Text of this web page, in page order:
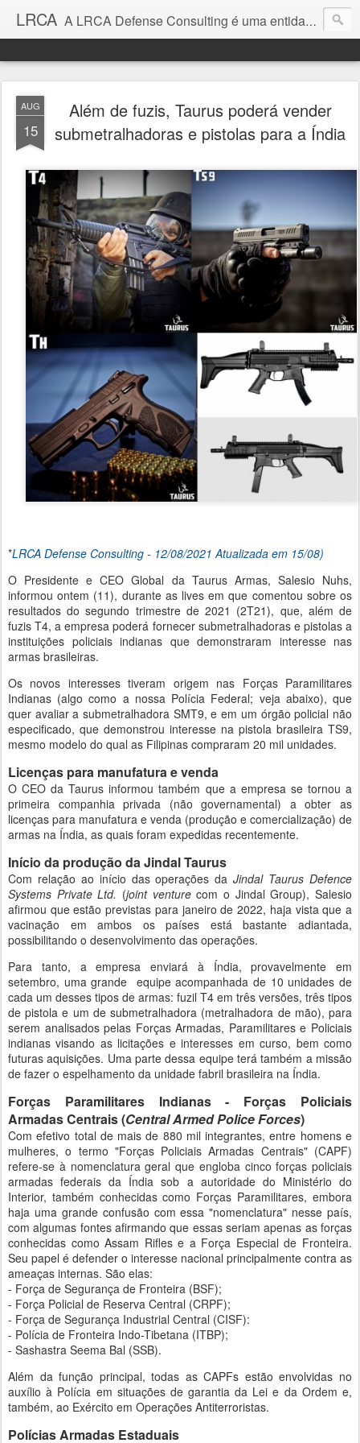
LRCA A LRCA Defense Consulting é uma entidade sem fins lucrativos que se dedica a produzir e divulgar notícias e análises sobre as Empresas de Defesa. Não somos jornalistas e nem este é um blog jornalístico.
AUG
15
Além de fuzis, Taurus poderá vender
submetralhadoras e pistolas para a Índia
*LRCA Defense Consulting - 12/08/2021 Atualizada em 15/08)
O Presidente e CEO Global da Taurus Armas, Salesio Nuhs,
informou ontem (11), durante as lives em que comentou sobre os
resultados do segundo trimestre de 2021 (2T21), que, além de
fuzis T4, a empresa poderá fornecer submetralhadoras e pistolas a
instituições policiais indianas que demonstraram interesse nas
armas brasileiras.
Os novos interesses tiveram origem nas Forças Paramilitares
Indianas (algo como a nossa Polícia Federal; veja abaixo), que
quer avaliar a submetralhadora SMT9, e em um órgão policial não
especificado, que demonstrou interesse na pistola brasileira TS9,
mesmo modelo do qual as Filipinas compraram 20 mil unidades.
Licenças para manufatura e venda
O CEO da Taurus informou também que a empresa se tornou a
primeira companhia privada (não governamental) a obter as
licenças para manufatura e venda (produção e comercialização) de
armas na Índia, as quais foram expedidas recentemente.
Início da produção da Jindal Taurus
Com relação ao início das operações daJindal Taurus Defence
Systems Private Ltd. (joint venturecom o Jindal Group), Salesio
afirmou que estão previstas para janeiro de 2022, haja vista que a
vacinação em ambos os países está bastante adiantada,
possibilitando o desenvolvimento das operações.
Para tanto, a empresa enviará à Índia, provavelmente em
setembro, uma grande equipe acompanhada de 10 unidades de
cada um desses tipos de armas: fuzil T4 em três versões, três tipos
de pistola e um de submetralhadora (metralhadora de mão), para
serem analisados pelas Forças Armadas, Paramilitares e Policiais
indianas visando as licitações e interesses em curso, bem como
futuras aquisições. Uma parte dessa equipe terá também a missão
de fazer o espelhamento da unidade fabril brasileira na Índia.
Forças Paramilitares Indianas - Forças Policiais
Armadas Centrais (Central Armed Police Forces)
Com efetivo total de mais de 880 mil integrantes, entre homens e
mulheres, o termo "Forças Policiais Armadas Centrais" (CAPF)
refere-se à nomenclatura geral que engloba cinco forças policiais
armadas federais da Índia sob a autoridade do Ministério do
Interior, também conhecidas como Forças Paramilitares, embora
haja uma grande confusão com essa "nomenclatura" nesse país,
com algumas fontes afirmando que essas seriam apenas as forças
conhecidas como Assam Rifles e a Força Especial de Fronteira.
Seu papel é defender o interesse nacional principalmente contra as
ameaças internas. São elas:
- Força de Segurança de Fronteira (BSF);
- Força Policial de Reserva Central (CRPF);
- Força de Segurança Industrial Central (CISF):
- Polícia de Fronteira Indo-Tibetana (ITBP);
- Sashastra Seema Bal (SSB).
Além da função principal, todas as CAPFs estão envolvidas no
auxílio à Polícia em situações de garantia da Lei e da Ordem e,
também, ao Exército em Operações Antiterroristas.
Polícias Armadas Estaduais